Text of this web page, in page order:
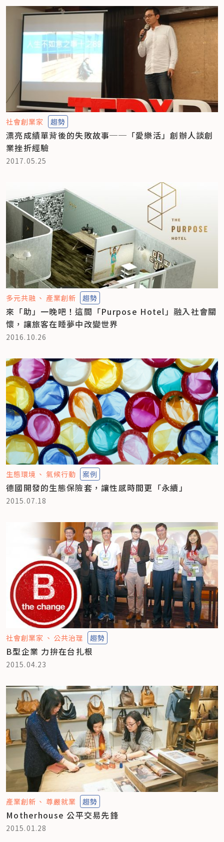
社會創業家 趨勢
漂亮成績單背後的失敗故事──「愛樂活」創辦人談創
業挫折經驗
2017.05.25
多元共融 產業創新 趨勢
來「助」一晚吧！這間「Purpose Hotel」融入社會關
懷，讓旅客在睡夢中改變世界
2016.10.26
生態環境 氣候行動 案例
德國開發的生態保險套，讓性感時間更「永續」
2015.07.18
社會創業家 公共治理 趨勢
B型企業 力拚在台扎根
2015.04.23
產業創新 尊嚴就業 趨勢
Motherhouse 公平交易先鋒
2015.01.28